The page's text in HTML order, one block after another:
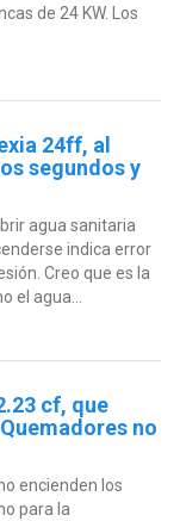
de 24 KW. Los
24ff, al
segundos y
agua sanitaria
indica error
Creo que es la
el agua...
cf, que
no
encienden los
para la